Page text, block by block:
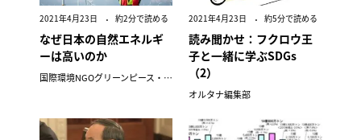
2021年4月23日 約2分で読める
なぜ日本の自然エネルギ
ーは高いのか
国際環境NGOグリーンピース・ジャパン
2021年4月23日 約5分で読める
読み聞かせ：フクロウ王
子と一緒に学ぶSDGs
（2）
オルタナ編集部